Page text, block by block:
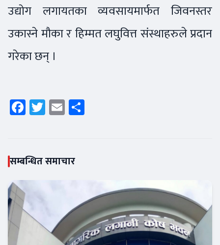
उद्योग लगायतका व्यवसायमार्फत जिवनस्तर
उकास्ने मौका र हिम्मत लघुवित्त संस्थाहरुले प्रदान
गरेका छन् ।
Facebook
Twitter
Email
सम्बन्धित समाचार